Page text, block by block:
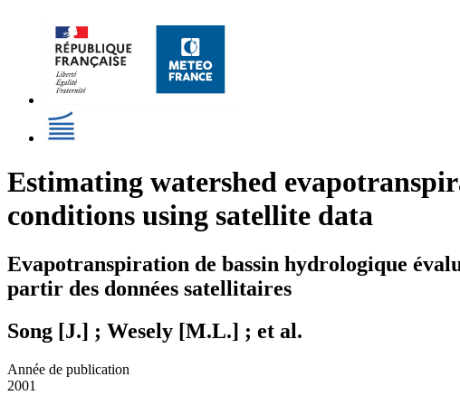
Estimating watershed
conditions using satellite data
Evapotranspiration de bassin hydrologique
partir des données satellitaires
Song [J.] ; Wesely [M.L.] ; et al.
Année de publication
2001